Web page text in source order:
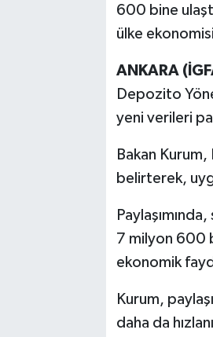
600 bine
ülke
ANKARA
Depozito
yeni verileri
Bakan
belirterek,
7 milyon 600
ekonomik
Kurum,
daha da